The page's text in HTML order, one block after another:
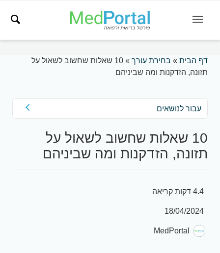
דף הבית» בחירת עורך»
10 שאלות שחשוב לשאול על
תזונה, הזדקנות ומה שביניהם
עבור לנושאים
10 שאלות שחשוב לשאול על
תזונה, הזדקנות ומה שביניהם
4.4 דקות קריאה
18/04/2024
MedPortal